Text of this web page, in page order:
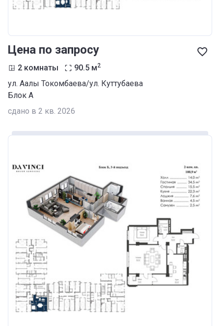
Цена по запросу
2 комнаты 90.5 м2
ул. Аалы Токомбаева/ул. Куттубаева
Блок А
сдано в 2 кв. 2026